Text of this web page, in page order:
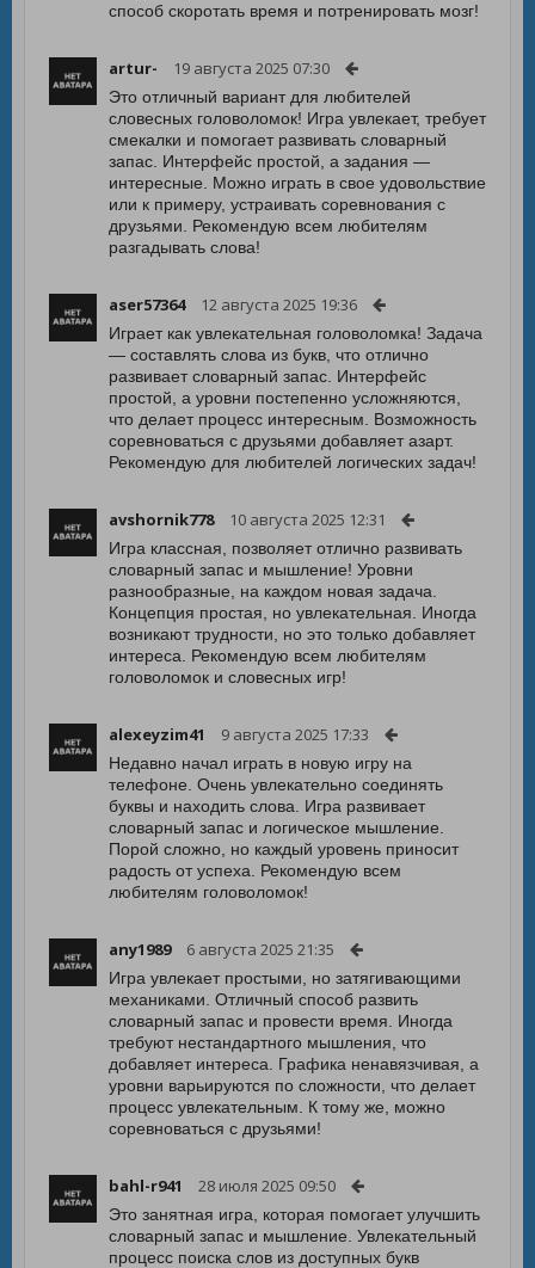
способ скоротать время и потренировать мозг!
artur- 19 августа 2025 07:30
Это отличный вариант для любителей
словесных головоломок! Игра увлекает, требует
смекалки и помогает развивать словарный
запас. Интерфейс простой, а задания —
интересные. Можно играть в свое удовольствие
или к примеру, устраивать соревнования с
друзьями. Рекомендую всем любителям
разгадывать слова!
aser57364 12 августа 2025 19:36
Играет как увлекательная головоломка! Задача
— составлять слова из букв, что отлично
развивает словарный запас. Интерфейс
простой, а уровни постепенно усложняются,
что делает процесс интересным. Возможность
соревноваться с друзьями добавляет азарт.
Рекомендую для любителей логических задач!
avshornik778 10 августа 2025 12:31
Игра классная, позволяет отлично развивать
словарный запас и мышление! Уровни
разнообразные, на каждом новая задача.
Концепция простая, но увлекательная. Иногда
возникают трудности, но это только добавляет
интереса. Рекомендую всем любителям
головоломок и словесных игр!
alexeyzim41 9 августа 2025 17:33
Недавно начал играть в новую игру на
телефоне. Очень увлекательно соединять
буквы и находить слова. Игра развивает
словарный запас и логическое мышление.
Порой сложно, но каждый уровень приносит
радость от успеха. Рекомендую всем
любителям головоломок!
any1989 6 августа 2025 21:35
Игра увлекает простыми, но затягивающими
механиками. Отличный способ развить
словарный запас и провести время. Иногда
требуют нестандартного мышления, что
добавляет интереса. Графика ненавязчивая, а
уровни варьируются по сложности, что делает
процесс увлекательным. К тому же, можно
соревноваться с друзьями!
bahl-r941 28 июля 2025 09:50
Это занятная игра, которая помогает улучшить
словарный запас и мышление. Увлекательный
процесс поиска слов из доступных букв